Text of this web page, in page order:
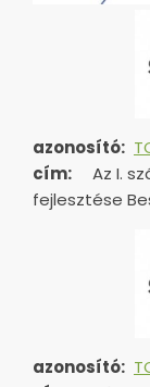
azonosító:
cím:
Az I.
fejlesztése
azonosító: